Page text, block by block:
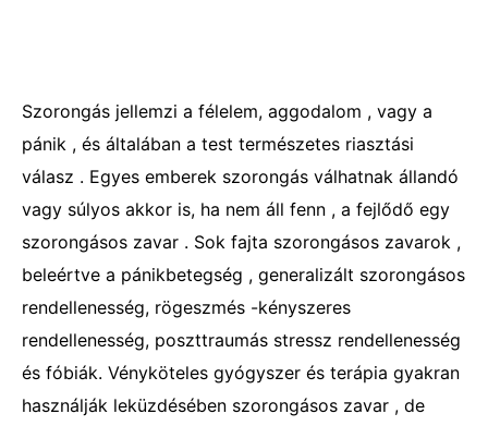
Szorongás jellemzi a félelem, aggodalom , vagy a
pánik , és általában a test természetes riasztási
válasz . Egyes emberek szorongás válhatnak állandó
vagy súlyos akkor is, ha nem áll fenn , a fejlődő egy
szorongásos zavar . Sok fajta szorongásos zavarok ,
beleértve a pánikbetegség , generalizált szorongásos
rendellenesség, rögeszmés -kényszeres
rendellenesség, poszttraumás stressz rendellenesség
és fóbiák. Vényköteles gyógyszer és terápia gyakran
használják leküzdésében szorongásos zavar , de